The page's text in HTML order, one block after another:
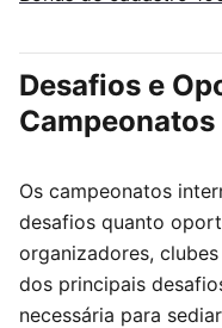
Desafios e
Os campeonatos
desafios quanto
organizadores,
dos principais
necessária para